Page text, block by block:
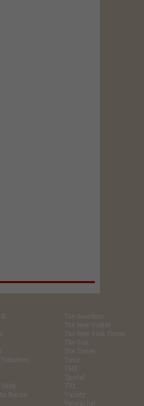
Daily
Bosna
The Guardian
The New Yorker
The New York Times
The Sun
The Times
Time
TMZ
Tportal
TV1
Variety
Večenji list